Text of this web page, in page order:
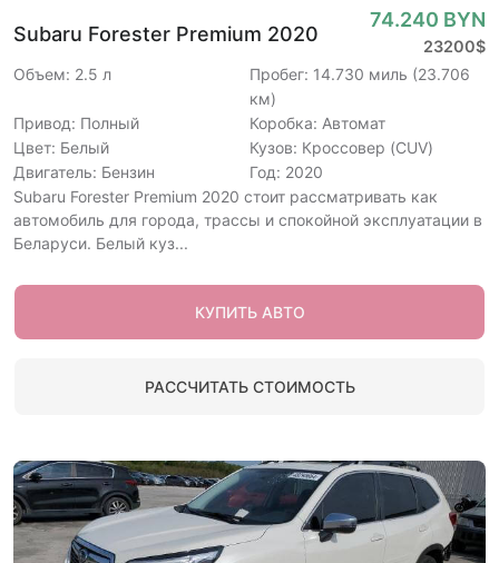
Subaru Forester Premium 2020
74.240 BYN
23200$
Объем: 2.5 л
Пробег: 14.730 миль (23.706
км)
Привод: Полный
Коробка: Автомат
Цвет: Белый
Кузов: Кроссовер (CUV)
Двигатель: Бензин
Год: 2020
Subaru Forester Premium 2020 стоит рассматривать как
автомобиль для города, трассы и спокойной эксплуатации в
Беларуси. Белый куз...
КУПИТЬ АВТО
РАССЧИТАТЬ СТОИМОСТЬ